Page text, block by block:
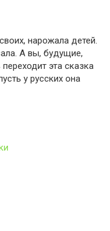
нарожала детей.
А вы, будущие,
эта сказка
у русских она